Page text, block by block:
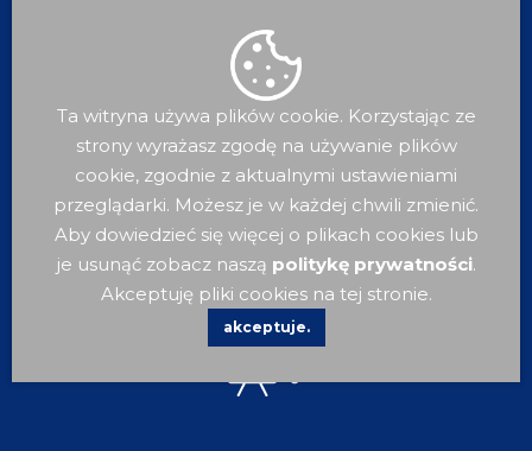
DlaTurysty
Ta witryna używa plików cookie. Korzystając ze
strony wyrażasz zgodę na używanie plików
cookie, zgodnie z aktualnymi ustawieniami
przeglądarki. Możesz je w każdej chwili zmienić.
Aby dowiedzieć się więcej o plikach cookies lub
je usunąć zobacz naszą politykę prywatności.
Akceptuję pliki cookies na tej stronie.
akceptuje.